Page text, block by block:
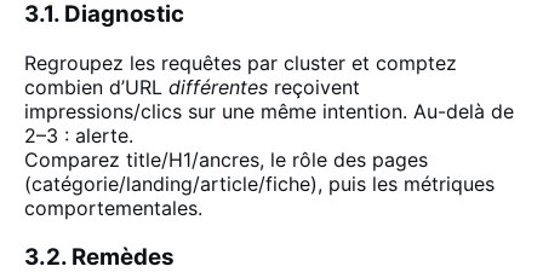
3.1. Diagnostic
Regroupez les requêtes par cluster et comptez
combien d’URL différentes reçoivent
impressions/clics sur une même intention. Au-delà de
2–3 : alerte.
Comparez title/H1/ancres, le rôle des pages
(catégorie/landing/article/fiche), puis les métriques
comportementales.
3.2. Remèdes